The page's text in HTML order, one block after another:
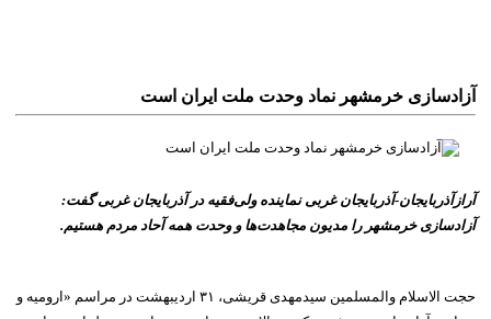
آزادسازی خرمشهر نماد وحدت ملت ایران است
آرازآذربایجان-آذربایجان غربی نماینده ولی‌فقیه در آذربایجان غربی گفت:
آزادسازی خرمشهر را مدیون مجاهدت‌ها و وحدت همه آحاد مردم هستیم.
حجت الاسلام والمسلمین سیدمهدی قریشی، ۳۱ اردیبهشت در مراسم «ارومیه و